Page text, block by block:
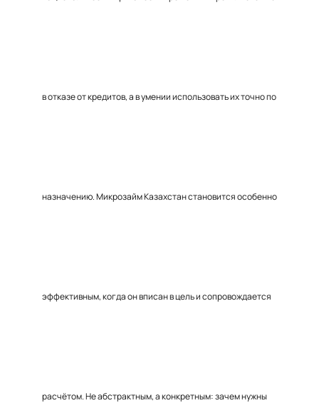
в отказе от кредитов, а в умении использовать их точно по
назначению. Микрозайм Казахстан становится особенно
эффективным, когда он вписан в цель и сопровождается
расчётом. Не абстрактным, а конкретным: зачем нужны